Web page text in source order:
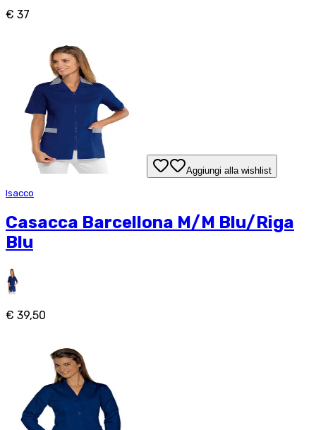
€ 37
Aggiungi alla wishlist
Isacco
Casacca Barcellona M/M Blu/Riga
Blu
€ 39,50